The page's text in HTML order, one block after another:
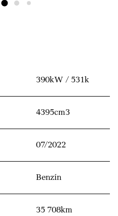
390kW / 531k
4395cm3
07/2022
Benzín
35 708km